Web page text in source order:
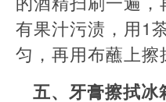
有果汁污渍，用1
匀，再用布蘸上擦
五、牙膏擦拭冰